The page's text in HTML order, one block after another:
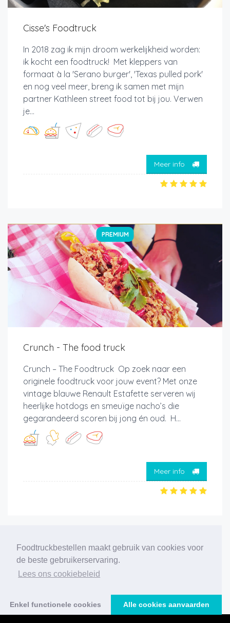
Foodtruckbestellen maakt gebruik van cookies voor
de beste gebruikerservaring.
Lees ons cookiebeleid
Enkel functionele cookies Alle cookies aanvaarden
Cisse's Foodtruck
In 2018 zag ik mijn droom werkelijkheid worden:
ik kocht een foodtruck! Met kleppers van
formaat à la 'Serano burger', 'Texas pulled pork'
en nog veel meer, breng ik samen met mijn
partner Kathleen street food tot bij jou. Verwen
je...
Meer info
PREMIUM
Crunch - The food truck
Crunch – The Foodtruck Op zoek naar een
originele foodtruck voor jouw event? Met onze
vintage blauwe Renault Estafette serveren wij
heerlijke hotdogs en smeuïge nacho’s die
gegarandeerd scoren bij jong én oud. H...
Meer info
131 foodtrucks gevonden